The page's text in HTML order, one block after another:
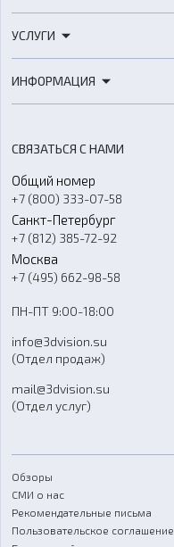
3D-сканеры
Расходные материалы
Оборудование и
Аксессуары и прочее
Программное обеспечение
УСЛУГИ
3D-моделирование
Ремонт и услуги
ИНФОРМАЦИЯ
О компании
Контакты
Гос. закупки
Стать дилером
Блог
FAQ
СВЯЗАТЬСЯ С НАМИ
Общий номер
+7 (800) 333-07-58
Санкт-Петербург
+7 (812) 385-72-92
Москва
+7 (495) 662-98-58
ПН-ПТ 9:00-18:00
info@3dvision.su
(Отдел продаж)
mail@3dvision.su
(Отдел услуг)
Обзоры
СМИ о нас
Рекомендательные письма
Пользовательское соглашение